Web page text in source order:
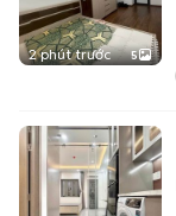
2 phút trước 5